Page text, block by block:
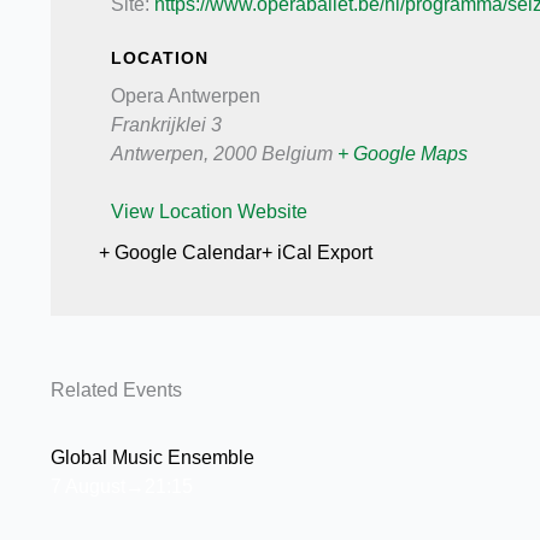
Site: https://www.operaballet.be/nl/programma/
LOCATION
Opera Antwerpen
Frankrijklei 3
Antwerpen, 2000 Belgium + Google Maps
View Location Website
+ Google Calendar+ iCal Export
Related Events
Global Music Ensemble